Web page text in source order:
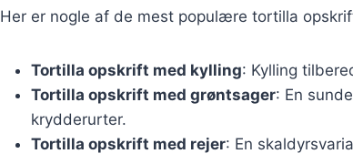
Her er nogle af de mest populære tortilla
Tortilla opskrift med kylling: Kylling
Tortilla opskrift med grøntsager: En
krydderurter.
Tortilla opskrift med rejer: En